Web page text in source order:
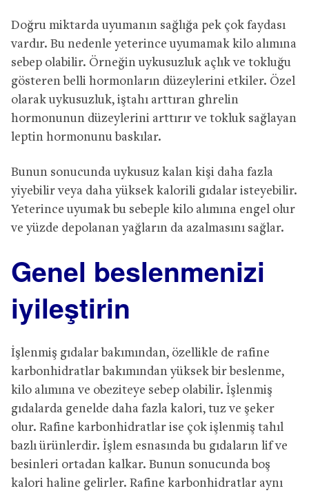
Doğru miktarda uyumanın sağlığa pek çok faydası
vardır. Bu nedenle yeterince uyumamak kilo alımına
sebep olabilir. Örneğin uykusuzluk açlık ve tokluğu
gösteren belli hormonların düzeylerini etkiler. Özel
olarak uykusuzluk, iştahı arttıran ghrelin
hormonunun düzeylerini arttırır ve tokluk sağlayan
leptin hormonunu baskılar.
Bunun sonucunda uykusuz kalan kişi daha fazla
yiyebilir veya daha yüksek kalorili gıdalar isteyebilir.
Yeterince uyumak bu sebeple kilo alımına engel olur
ve yüzde depolanan yağların da azalmasını sağlar.
Genel beslenmenizi
iyileştirin
İşlenmiş gıdalar bakımından, özellikle de rafine
karbonhidratlar bakımından yüksek bir beslenme,
kilo alımına ve obeziteye sebep olabilir. İşlenmiş
gıdalarda genelde daha fazla kalori, tuz ve şeker
olur. Rafine karbonhidratlar ise çok işlenmiş tahıl
bazlı ürünlerdir. İşlem esnasında bu gıdaların lif ve
besinleri ortadan kalkar. Bunun sonucunda boş
kalori haline gelirler. Rafine karbonhidratlar aynı